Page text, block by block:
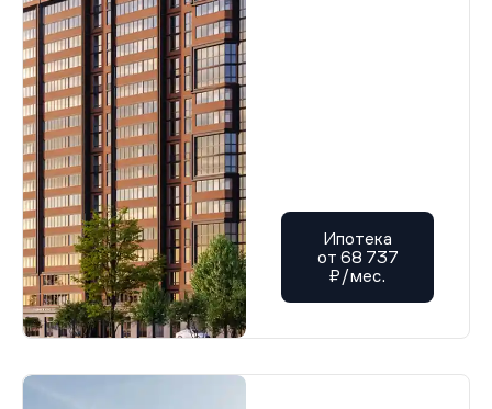
Ипотека
от 68 737
₽/мес.